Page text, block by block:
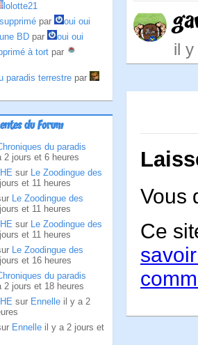
lolotte21
par
oui oui
BD par
oui oui
à tort par
paradis terrestre par
du Forum
du paradis
2 jours et 6 heures
sur Le Zoodingue des
et 11 heures
Le Zoodingue des
et 11 heures
sur Le Zoodingue des
et 11 heures
Le Zoodingue des
et 16 heures
du paradis
2 jours et 18 heures
sur Ennelle il y a 2
Ennelle il y a 2 jours et
il y
Vous
Ce